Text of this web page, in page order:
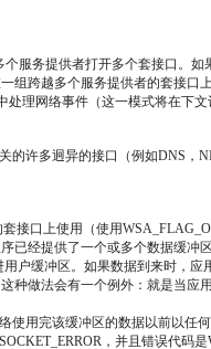
服务提供者打开多个套接口。
越多个服务提供者的套接口
理网络事件（这一模式将在下文
的许多迥异的接口（例如DNS
口上使用（使用
经提供了一个或多个数据缓
户缓冲区。如果数据到来时，
做法会有一个例外：就是当应
用完该缓冲区的数据以前以任
，并且错误代码